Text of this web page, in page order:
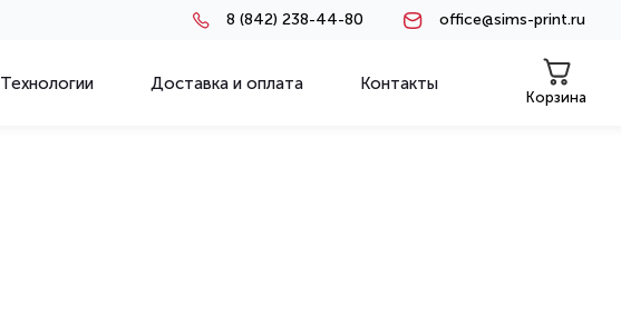
8 (842) 238-44-80 office@sims-print.ru
Технологии Доставка и оплата Контакты
Корзина